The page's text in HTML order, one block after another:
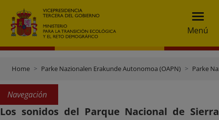
Menú
Home Parke Nazionalen Erakunde Autonomoa (OAPN) Parke
Navegación
Los sonidos del Parque Nacional de Sierra